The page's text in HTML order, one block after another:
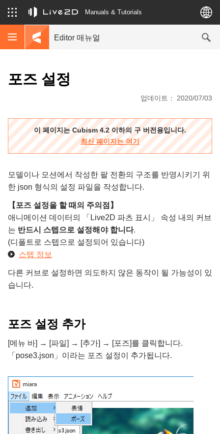
Manuals & Tutorials
Editor 매뉴얼
포즈 설정
업데이트： 2020/07/03
이 페이지는 Cubism 4.2 이하의 구 버전용입니다.
최신 페이지는 여기
모델이나 모션에서 작성한 팔 전환의 구조를 반영시키기 위
한 json 형식의 설정 파일을 작성합니다.
【포즈 설정을 할 때의 주의점】
애니메이션 데이터의 「Live2D 파츠 표시」 속성 내의 커브
는 반드시 스텝으로 설정해야 합니다.
(디폴트로 스텝으로 설정되어 있습니다)
스텝 정보
다른 커브로 설정하면 의도하지 않은 동작이 될 가능성이 있
습니다.
포즈 설정 추가
[메뉴 바] → [파일] → [추가] → [포즈]를 클릭합니다.
「pose3.json」이라는 포즈 설정이 추가됩니다.